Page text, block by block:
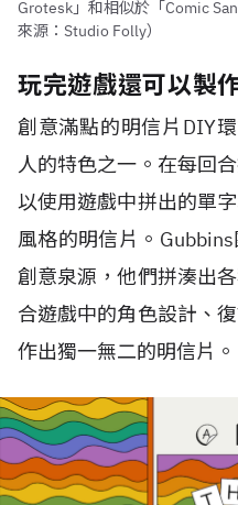
Grotesk」和相似於「Comic
來源：Studio Folly）
玩完遊戲還可以製
創意滿點的明信片DIY
人的特色之一。在每回
以使用遊戲中拼出的單
風格的明信片。
創意泉源，他們拼湊出
合遊戲中的角色設計、
作出獨一無二的明信片。